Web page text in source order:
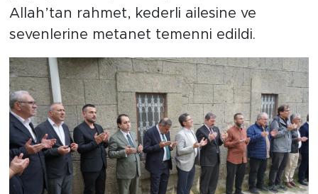
Allah’tan rahmet, kederli ailesine ve
sevenlerine metanet temenni edildi.